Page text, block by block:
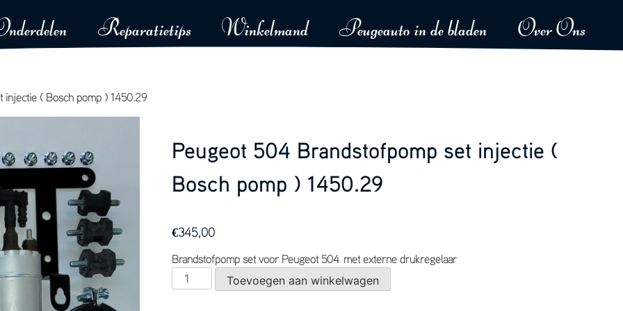
Reparatietips Winkelmand Peugeauto in de bladen Over Ons
( Bosch pomp ) 1450.29
Peugeot 504 Brandstofpomp set injectie (
Bosch pomp ) 1450.29
€345,00
Brandstofpomp set voor Peugeot 504 met externe drukregelaar
Peugeot
504
Toevoegen aan winkelwagen